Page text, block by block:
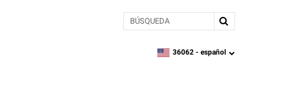
BÚSQUEDA
zipcode,language
36062 - español